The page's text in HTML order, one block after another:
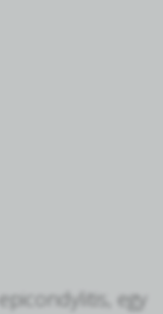
egy